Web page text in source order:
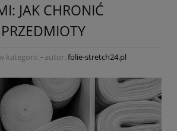
JAK CHRONIĆ
kategorii: - autor: folie-stretch24.pl